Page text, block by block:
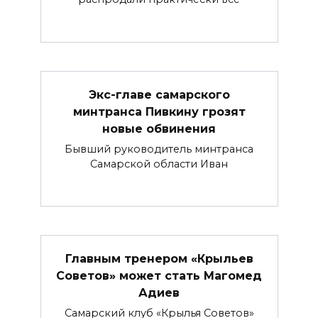
Экс-главе самарского
минтранса Пивкину грозят
новые обвинения
Бывший руководитель минтранса
Самарской области Иван
Главным тренером «Крыльев
Советов» может стать Магомед
Адиев
Самарский клуб «Крылья Советов»